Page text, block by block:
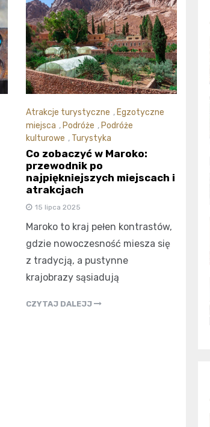
Atrakcje turystyczne , Egzotyczne
miejsca , Podróże , Podróże
kulturowe , Turystyka
Co zobaczyć w Maroko:
przewodnik po
najpiękniejszych miejscach i
atrakcjach
15 lipca 2025
Maroko to kraj pełen kontrastów,
gdzie nowoczesność miesza się
z tradycją, a pustynne
krajobrazy sąsiadują
CZYTAJ DALEJJ